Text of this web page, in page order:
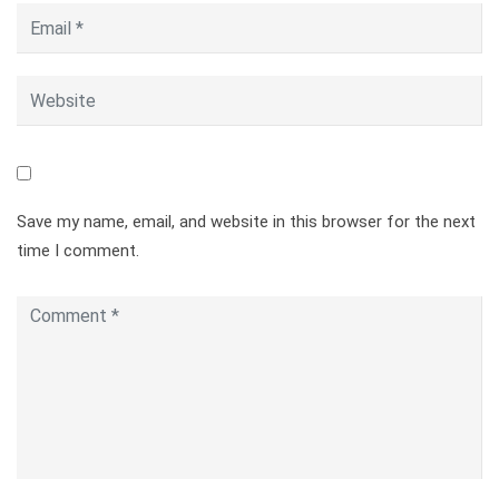
Save my name, email, and website in this browser for the next
time I comment.